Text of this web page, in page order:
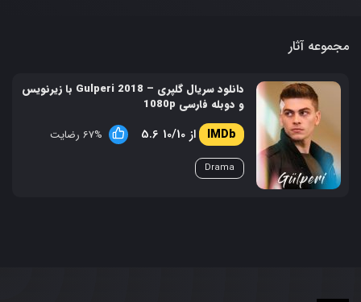
مجموعه آثار
دانلود سریال گلپری – Gulperi 2018 با زیرنویس
و دوبله فارسی 1080p
5.6 از 10/10 67% رضایت
Drama